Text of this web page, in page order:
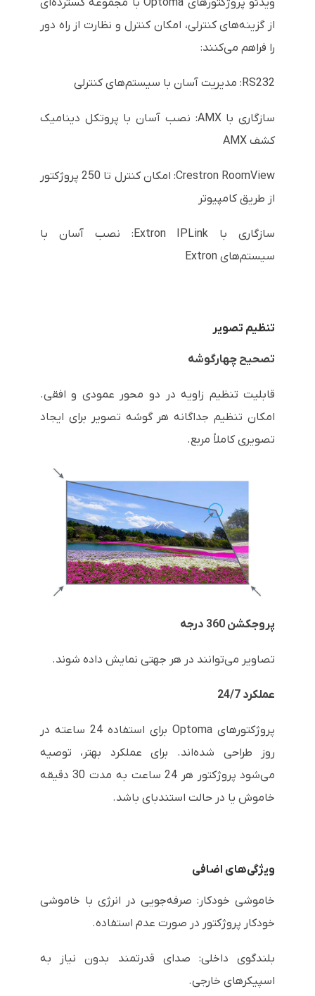
ویدئو پروژکتورهای Optoma با مجموعه گسترده‌ای
از گزینه‌های کنترلی، امکان کنترل و نظارت از راه دور
را فراهم می‌کنند:
RS232: مدیریت آسان با سیستم‌های کنترلی
سازگاری با AMX: نصب آسان با پروتکل دینامیک
کشف AMX
Crestron RoomView: امکان کنترل تا 250 پروژکتور
از طریق کامپیوتر
سازگاری با Extron IPLink: نصب آسان با
سیستم‌های Extron
تنظیم تصویر
تصحیح چهارگوشه
قابلیت تنظیم زاویه در دو محور عمودی و افقی.
امکان تنظیم جداگانه هر گوشه تصویر برای ایجاد
تصویری کاملاً مربع.
پروجکشن 360 درجه
تصاویر می‌توانند در هر جهتی نمایش داده شوند.
عملکرد 24/7
پروژکتورهای Optoma برای استفاده 24 ساعته در
روز طراحی شده‌اند. برای عملکرد بهتر، توصیه
می‌شود پروژکتور هر 24 ساعت به مدت 30 دقیقه
خاموش یا در حالت استندبای باشد.
ویژگی‌های اضافی
خاموشی خودکار: صرفه‌جویی در انرژی با خاموشی
خودکار پروژکتور در صورت عدم استفاده.
بلندگوی داخلی: صدای قدرتمند بدون نیاز به
اسپیکرهای خارجی.